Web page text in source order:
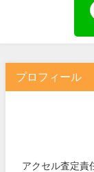
プロフィール
アクセル査定責